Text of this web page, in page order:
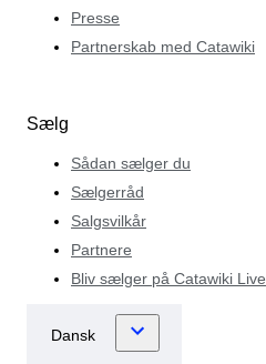
Presse
Partnerskab med Catawiki
Sælg
Sådan sælger du
Sælgerråd
Salgsvilkår
Partnere
Bliv sælger på Catawiki Live